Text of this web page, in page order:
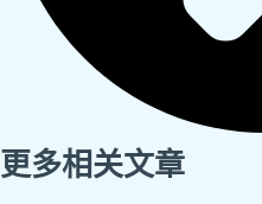
更多相关文章